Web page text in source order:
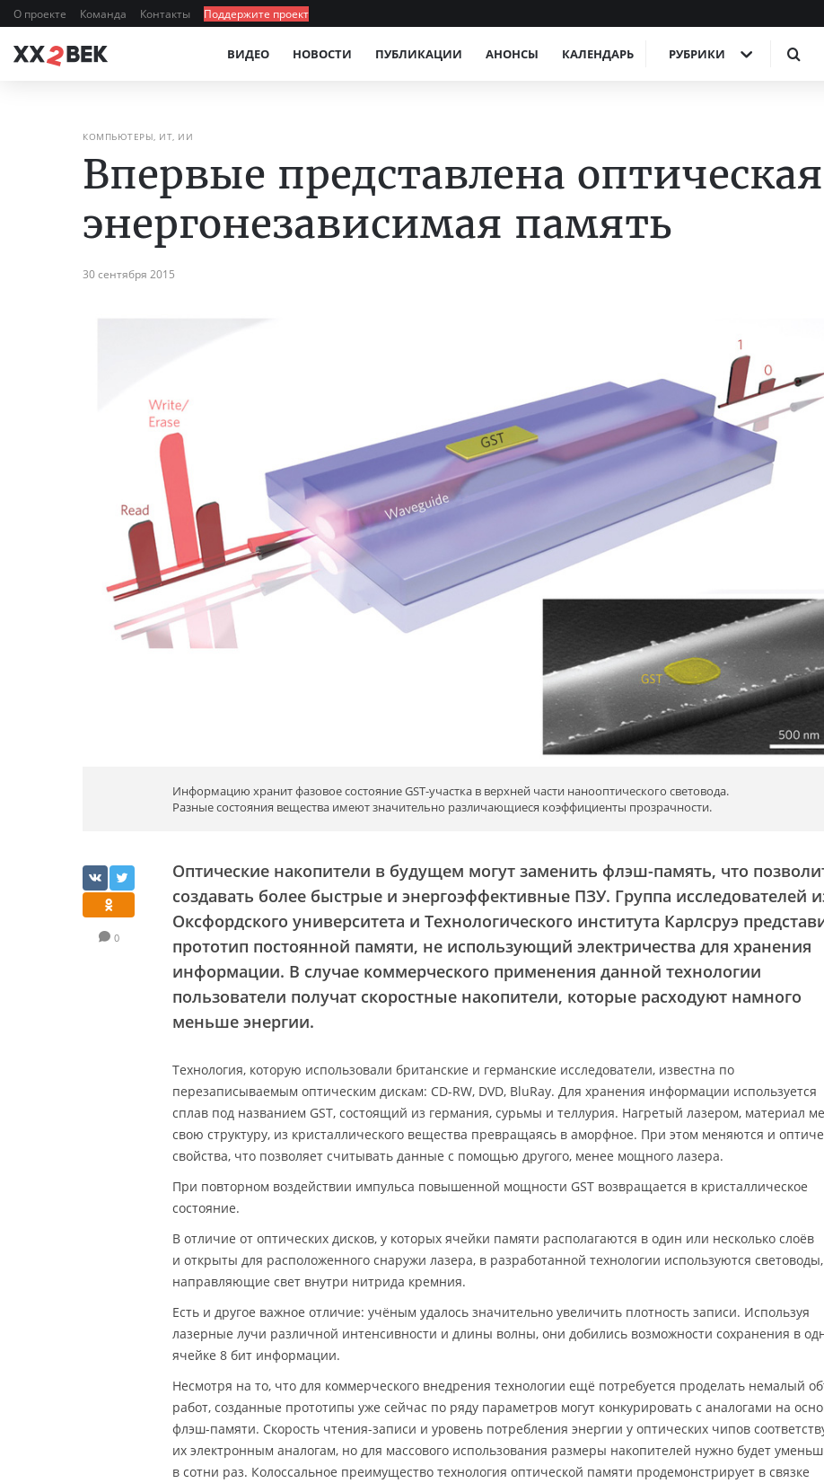
О проекте Команда Контакты Поддержите проект
ВИДЕО НОВОСТИ ПУБЛИКАЦИИ АНОНСЫ КАЛЕНДАРЬ РУБРИКИ
КОМПЬЮТЕРЫ, ИТ, ИИ
Впервые представлена оптическая
энергонезависимая память
30 сентября 2015
Информацию хранит фазовое состояние GST-участка в верхней части нанооптического световода.
Разные состояния вещества имеют значительно различающиеся коэффициенты прозрачности.
0
Оптические накопители в будущем могут заменить флэш-память, что
создавать более быстрые и энергоэффективные ПЗУ. Группа исследователей
Оксфордского университета и Технологического института Карлсруэ
прототип постоянной памяти, не использующий электричества для хранения
информации. В случае коммерческого применения данной технологии
пользователи получат скоростные накопители, которые расходуют намного
меньше энергии.
Технология, которую использовали британские и германские исследователи, известна по
перезаписываемым оптическим дискам: CD-RW, DVD, BluRay. Для хранения информации используется
сплав под названием GST, состоящий из германия, сурьмы и теллурия. Нагретый лазером, материал
свою структуру, из кристаллического вещества превращаясь в аморфное. При этом меняются и
свойства, что позволяет считывать данные с помощью другого, менее мощного лазера.
При повторном воздействии импульса повышенной мощности GST возвращается в кристаллическое
состояние.
В отличие от оптических дисков, у которых ячейки памяти располагаются в один или несколько слоёв
и открыты для расположенного снаружи лазера, в разработанной технологии используются световоды,
направляющие свет внутри нитрида кремния.
Есть и другое важное отличие: учёным удалось значительно увеличить плотность записи. Используя
лазерные лучи различной интенсивности и длины волны, они добились возможности сохранения в
ячейке 8 бит информации.
Несмотря на то, что для коммерческого внедрения технологии ещё потребуется проделать немалый
работ, созданные прототипы уже сейчас по ряду параметров могут конкурировать с аналогами на
флэш-памяти. Скорость чтения-записи и уровень потребления энергии у оптических чипов
их электронным аналогам, но для массового использования размеры накопителей нужно будет
в сотни раз. Колоссальное преимущество технология оптической памяти продемонстрирует в связке